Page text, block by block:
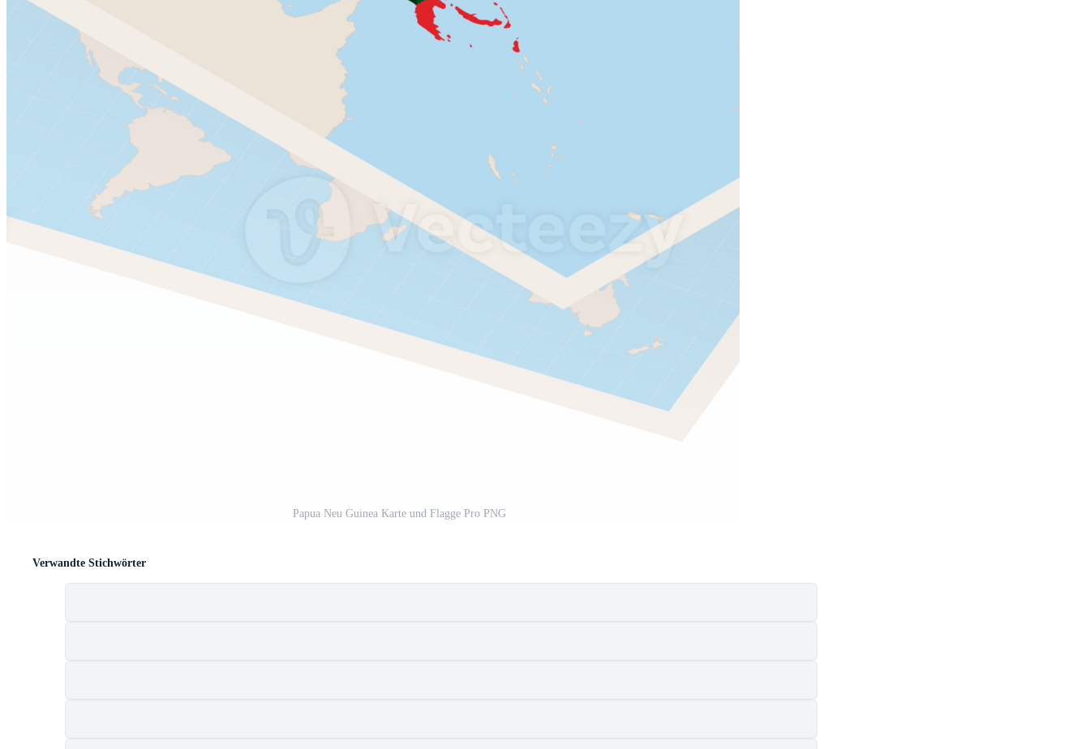
Papua Neu Guinea Karte und Flagge Pro PNG
Verwandte Stichwörter